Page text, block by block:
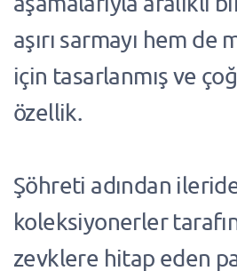
aşırı sarmayı hem
için tasarlanmış ve
özellik.
Şöhreti adından
koleksiyonerler
zevklere hitap eden